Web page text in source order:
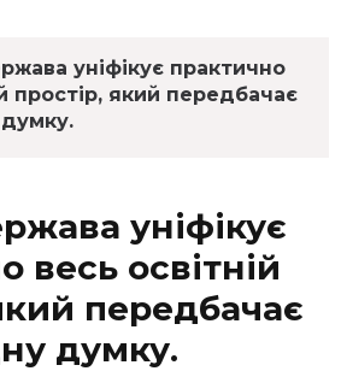
уніфікує практично
простір, який передбачає
уніфікує
весь освітній
передбачає
думку.